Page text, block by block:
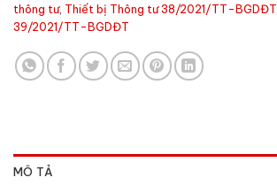
thông tư, Thiết bị Thông tư 38/2021/TT-BGDĐT
39/2021/TT-BGDĐT
MÔ TẢ